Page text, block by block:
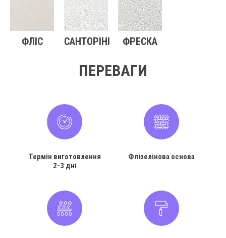
ФЛІС САНТОРІНІ ФРЕСКА
ПЕРЕВАГИ
Термін виготовлення
2-3 дні
Флізелінова основа